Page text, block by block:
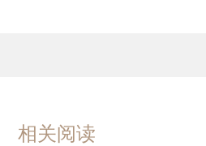
相关阅读